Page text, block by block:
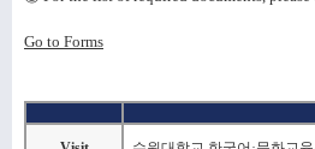
Go to Forms